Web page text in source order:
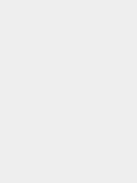
業諮詢輕鬆